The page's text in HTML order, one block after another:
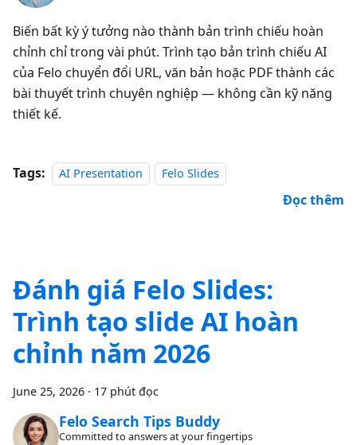
Biến bất kỳ ý tưởng nào thành bản trình chiếu hoàn
chỉnh chỉ trong vài phút. Trình tạo bản trình chiếu AI
của Felo chuyển đổi URL, văn bản hoặc PDF thành các
bài thuyết trình chuyên nghiệp — không cần kỹ năng
thiết kế.
Tags: AI Presentation Felo Slides
Đọc thêm
Đánh giá Felo Slides:
Trình tạo slide AI hoàn
chỉnh năm 2026
June 25, 2026 · 17 phút đọc
Felo Search Tips Buddy
Committed to answers at your fingertips